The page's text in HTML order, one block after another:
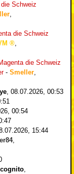
Schweiz
,
die Schweiz
,
die Schweiz
- Smeller,
, 08.07.2026, 00:53
00:54
15:44
,
,